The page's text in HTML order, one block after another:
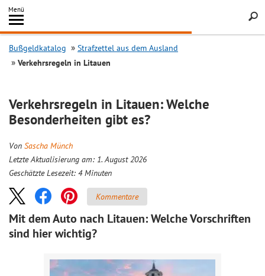
Inhalt
springen
Menü
Search
Bußgeldkatalog
Strafzettel aus dem Ausland
Verkehrsregeln in Litauen
Verkehrsregeln in Litauen: Welche
Besonderheiten gibt es?
Von Sascha Münch
Letzte Aktualisierung am: 1. August 2026
Geschätzte Lesezeit: 4 Minuten
Kommentare
Mit dem Auto nach Litauen: Welche Vorschriften
sind hier wichtig?